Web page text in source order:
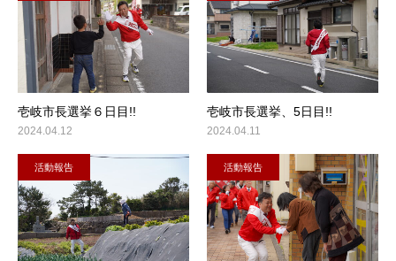
壱岐市長選挙６日目!!
2024.04.12
壱岐市長選挙、5日目!!
2024.04.11
活動報告 活動報告